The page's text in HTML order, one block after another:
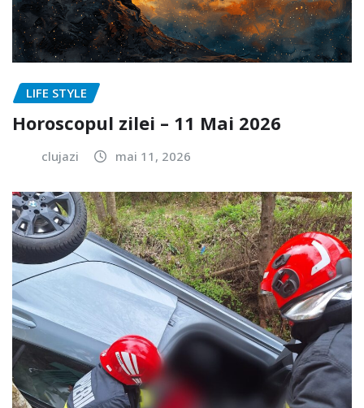
LIFE STYLE
Horoscopul zilei – 11 Mai 2026
clujazi mai 11, 2026